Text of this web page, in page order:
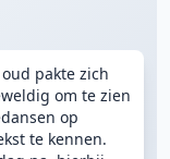
pakte zich
om te zien
op
te kennen.